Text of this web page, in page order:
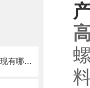
青岛钢板防护罩的主要有点体现有哪些方面？